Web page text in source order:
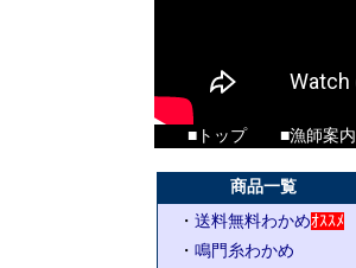
■ トップ■漁師案内
商品一覧
・ 送料無料わかめｵｽｽﾒ
・ 鳴門糸わかめ